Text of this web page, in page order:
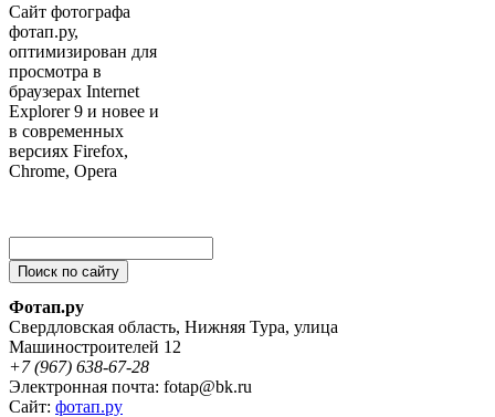
Сайт фотографа
фотап.ру,
оптимизирован для
просмотра в
браузерах Internet
Explorer 9 и новее и
в современных
версиях Firefox,
Chrome, Opera
Фотап.ру
Свердловская область, Нижняя Тура, улица
Машиностроителей 12
+7 (967) 638-67-28
Электронная почта: fotap@bk.ru
Сайт: фотап.ру